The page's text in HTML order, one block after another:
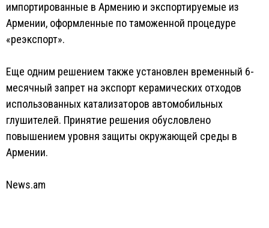
импортированные в Армению и экспортируемые из
Армении, оформленные по таможенной процедуре
«реэкспорт».
Еще одним решением также установлен временный 6-
месячный запрет на экспорт керамических отходов
использованных катализаторов автомобильных
глушителей. Принятие решения обусловлено
повышением уровня защиты окружающей среды в
Армении.
News.am